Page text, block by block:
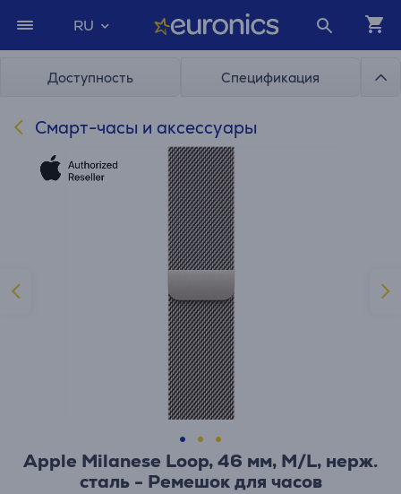
RU
Доступность Спецификация
Cмарт-часы и аксессуары
Apple Milanese Loop, 46 мм, M/L, нерж.
сталь - Ремешок для часов